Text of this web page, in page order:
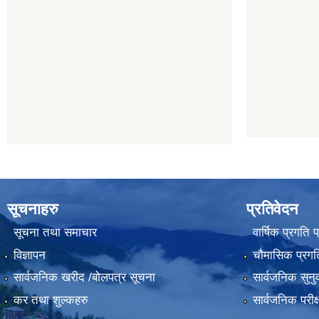
सूचनाहरु
सूचना तथा समाचार
विज्ञापन
सार्वजनिक खरीद /बोलपत्र सूचना
कर तथा शुल्कहरु
प्रतिवेदन
वार्षिक प्रगति
चौमासिक
सार्वजनिक
सार्वजनिक